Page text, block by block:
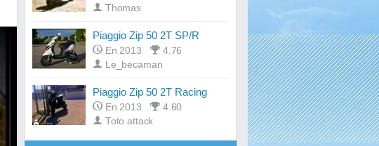
Thomas
Piaggio Zip 50 2T SP/R
En 2013
4.76
Le_becaman
Piaggio Zip 50 2T Racing
En 2013
4.60
Toto attack